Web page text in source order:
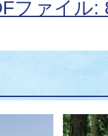
ファイル: